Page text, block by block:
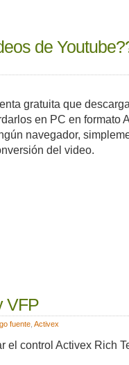
de
gratuita que
en PC en formato
navegador,
del video.
VFP
fuente, Activex
el control Activex Rich